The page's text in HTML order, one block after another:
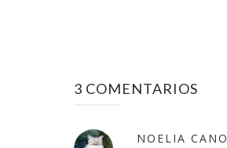
3 COMENTARIOS
NOELIA CANO